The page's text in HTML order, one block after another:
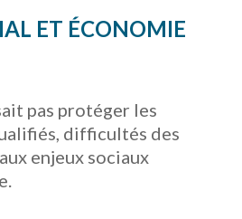
ET ÉCONOMIE
pas protéger les
difficultés des
enjeux sociaux